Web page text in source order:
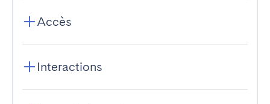
Accès
Interactions